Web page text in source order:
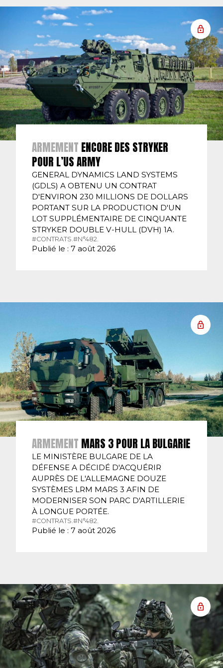
ARMEMENT ENCORE DES STRYKER
POUR L’US ARMY
GENERAL DYNAMICS LAND SYSTEMS
(GDLS) A OBTENU UN CONTRAT
D'ENVIRON 230 MILLIONS DE DOLLARS
PORTANT SUR LA PRODUCTION D'UN
LOT SUPPLÉMENTAIRE DE CINQUANTE
STRYKER DOUBLE V-HULL (DVH) 1A.
#CONTRATS.#N°482.
Publié le : 7 août 2026
ARMEMENT MARS 3 POUR LA BULGARIE
LE MINISTÈRE BULGARE DE LA
DÉFENSE A DÉCIDÉ D'ACQUÉRIR
AUPRÈS DE L'ALLEMAGNE DOUZE
SYSTÈMES LRM MARS 3 AFIN DE
MODERNISER SON PARC D'ARTILLERIE
À LONGUE PORTÉE.
#CONTRATS.#N°482.
Publié le : 7 août 2026